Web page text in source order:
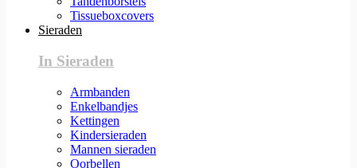
Tissueboxcovers
Sieraden
In Sieraden
Armbanden
Enkelbandjes
Kettingen
Kindersieraden
Mannen sieraden
Oorbellen